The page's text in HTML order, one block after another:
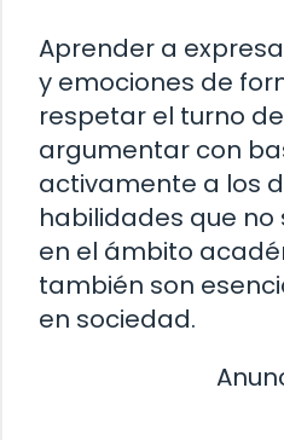
Aprender a
y emociones de
respetar el turno
argumentar con
activamente a los
habilidades que no
en el ámbito
también son
en sociedad.